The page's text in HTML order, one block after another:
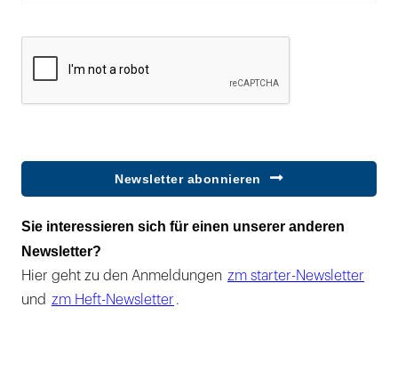
Newsletter abonnieren
Sie interessieren sich für einen unserer anderen
Newsletter?
Hier geht zu den Anmeldungen zm starter-Newsletter
und zm Heft-Newsletter .